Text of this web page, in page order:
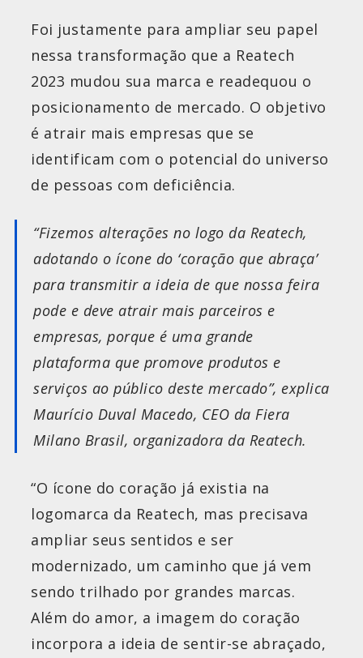
Foi justamente para ampliar seu papel
nessa transformação que a Reatech
2023 mudou sua marca e readequou o
posicionamento de mercado. O objetivo
é atrair mais empresas que se
identificam com o potencial do universo
de pessoas com deficiência.
“Fizemos alterações no logo da Reatech,
adotando o ícone do ‘coração que abraça’
para transmitir a ideia de que nossa feira
pode e deve atrair mais parceiros e
empresas, porque é uma grande
plataforma que promove produtos e
serviços ao público deste mercado”, explica
Maurício Duval Macedo, CEO da Fiera
Milano Brasil, organizadora da Reatech.
“O ícone do coração já existia na
logomarca da Reatech, mas precisava
ampliar seus sentidos e ser
modernizado, um caminho que já vem
sendo trilhado por grandes marcas.
Além do amor, a imagem do coração
incorpora a ideia de sentir-se abraçado,